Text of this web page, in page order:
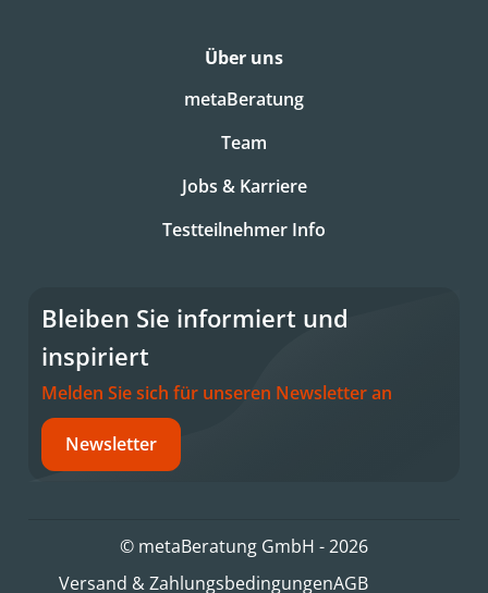
Über uns
metaBeratung
Team
Jobs & Karriere
Testteilnehmer Info
Bleiben Sie informiert und
inspiriert
Melden Sie sich für unseren Newsletter an
Newsletter
© metaBeratung GmbH - 2026
Versand & ZahlungsbedingungenAGB